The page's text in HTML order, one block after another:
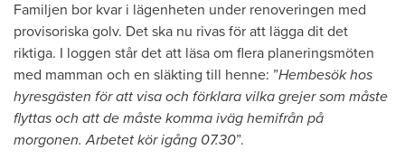
Familjen bor kvar i lägenheten under renoveringen med
provisoriska golv. Det ska nu rivas för att lägga dit det
riktiga. I loggen står det att läsa om flera planeringsmöten
med mamman och en släkting till henne: ”Hembesök hos
hyresgästen för att visa och förklara vilka grejer som måste
flyttas och att de måste komma iväg hemifrån på
morgonen. Arbetet kör igång 07.30”.